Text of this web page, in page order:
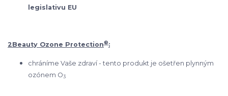
legislativu EU
2Beauty Ozone Protection®:
chráníme Vaše zdraví - tento produkt je ošetřen plynným
ozónem O3